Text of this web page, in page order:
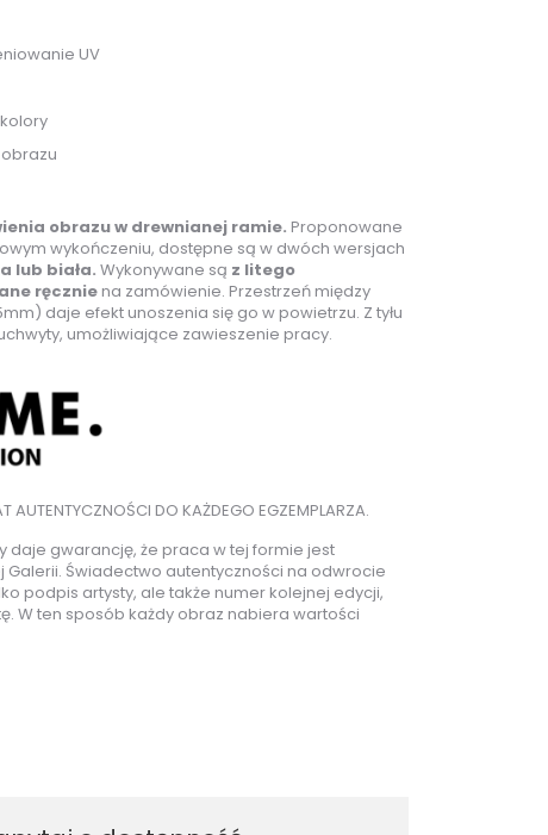
UV
obrazu w drewnianej ramie. Proponowane
wykończeniu, dostępne są w dwóch wersjach
lub biała. Wykonywane są z litego
ręcznie na zamówienie. Przestrzeń między
daje efekt unoszenia się go w powietrzu. Z tyłu
umożliwiające zawieszenie pracy.
AUTENTYCZNOŚCI DO KAŻDEGO EGZEMPLARZA.
daje gwarancję, że praca w tej formie jest
Galerii. Świadectwo autentyczności na odwrocie
podpis artysty, ale także numer kolejnej edycji,
W ten sposób każdy obraz nabiera wartości